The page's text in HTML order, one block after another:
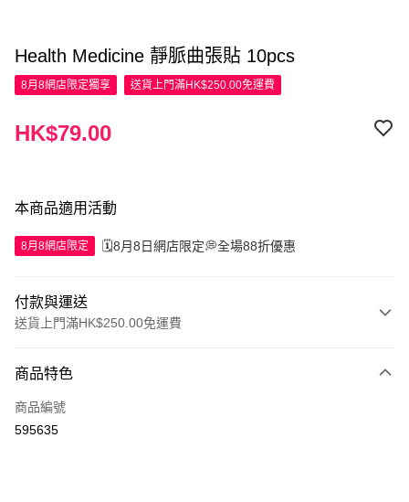
Health Medicine 靜脈曲張貼 10pcs
8月8網店限定獨享 送貨上門滿HK$250.00免運費
HK$79.00
本商品適用活動
8月8網店限定 🗓️8月8日網店限定💭全場88折優惠
付款與運送
送貨上門滿HK$250.00免運費
信用卡
Apple Pay
商品特色
商品編號
595635